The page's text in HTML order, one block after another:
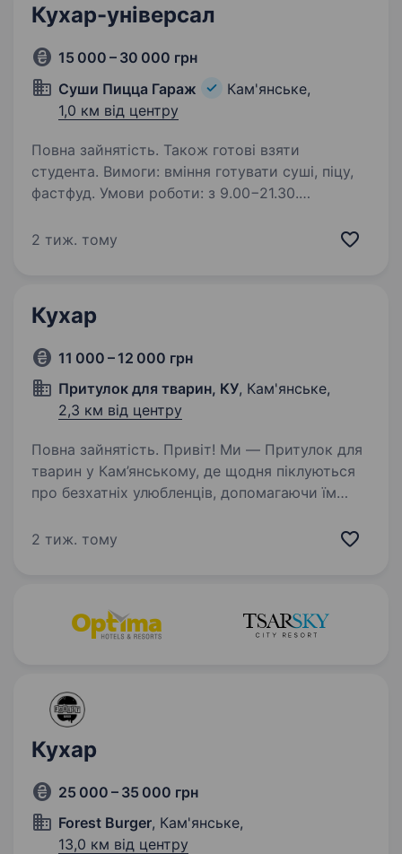
Кухар-універсал
15 000 – 30 000 грн
Суши Пицца Гараж
Кам'янське,
1,0 км від центру
Повна зайнятість. Також готові взяти
студента. Вимоги: вміння готувати суші, піцу,
фастфуд. Умови роботи: з 9.00−21.30.
бургерів, шаурми, підтримання робочого місця
2 тиж. тому
Кухар
11 000 – 12 000 грн
Притулок для тварин, КУ, Кам'янське,
2,3 км від центру
Повна зайнятість. Привіт! Ми — Притулок для
тварин у Кам’янському, де щодня піклуються
про безхатніх улюбленців, допомагаючи їм
хочеш долучитися до доброї справи, у нас є
2 тиж. тому
Кухар
25 000 – 35 000 грн
Forest Burger, Кам'янське,
13,0 км від центру